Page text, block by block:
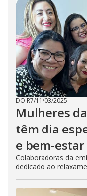
DO R7/11/03/2025
Mulheres da
têm dia
e bem-estar
Colaboradoras da
dedicado ao